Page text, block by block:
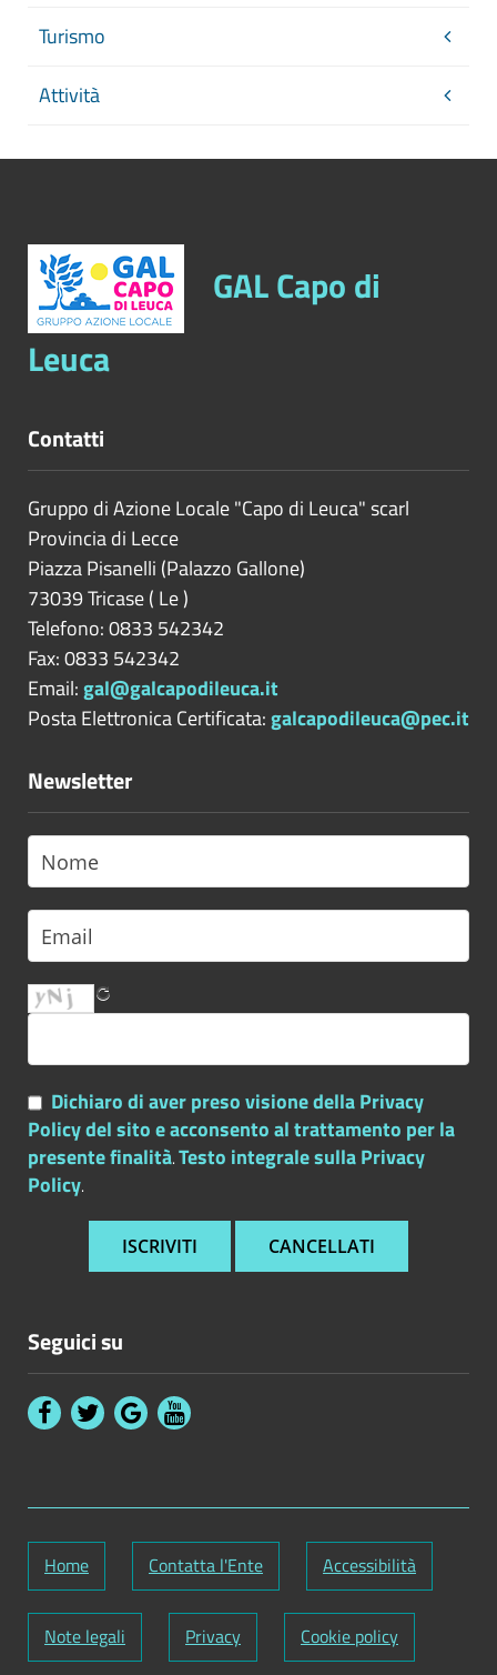
Turismo
Attività
GAL Capo di
Leuca
Contatti
Gruppo di Azione Locale "Capo di Leuca" scarl
Provincia di Lecce
Piazza Pisanelli (Palazzo Gallone)
73039Tricase( Le)
Telefono: 0833 542342
Fax: 0833 542342
Email:gal@galcapodileuca.it
Posta Elettronica Certificata:galcapodileuca@pec.it
Newsletter
Dichiaro di aver preso visione della Privacy
Policy del sito e acconsento al trattamento per la
presente finalità.Testo integrale sulla Privacy
Policy.
Seguici su
Home Contatta l'Ente Accessibilità
Note legali Privacy Cookie policy